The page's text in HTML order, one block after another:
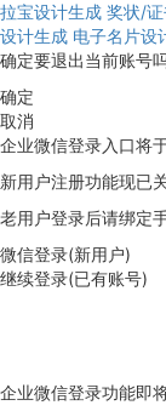
拉宝设计生成 奖状/
设计生成 电子名片设
确定要退出当前账号
确定
取消
企业微信登录入口将
新用户注册功能现已
老用户登录后请绑定
微信登录(新用户)
继续登录(已有账号)
企业微信登录功能即